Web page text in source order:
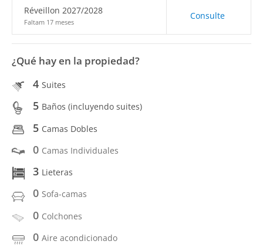
Réveillon 2027/2028
Faltam 17 meses
Consulte
¿Qué hay en la propiedad?
4 Suites
5 Baños (incluyendo suites)
5 Camas Dobles
0 Camas Individuales
3 Lieteras
0 Sofa-camas
0 Colchones
0 Aire acondicionado